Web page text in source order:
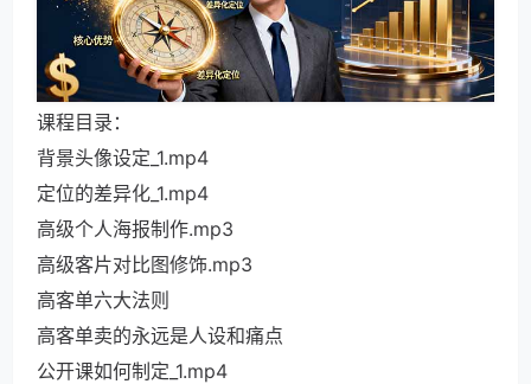
课程目录：
背景头像设定_1.mp4
定位的差异化_1.mp4
高级个人海报制作.mp3
高级客片对比图修饰.mp3
高客单六大法则
高客单卖的永远是人设和痛点
公开课如何制定_1.mp4